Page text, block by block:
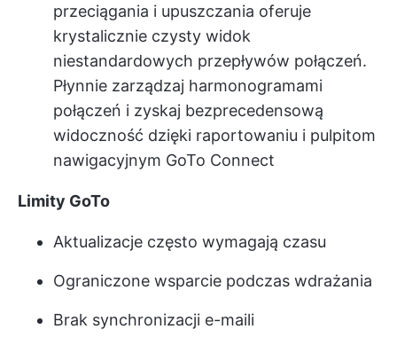
przeciągania i upuszczania oferuje
krystalicznie czysty widok
niestandardowych przepływów połączeń.
Płynnie zarządzaj harmonogramami
połączeń i zyskaj bezprecedensową
widoczność dzięki raportowaniu i pulpitom
nawigacyjnym GoTo Connect
Limity GoTo
Aktualizacje często wymagają czasu
Ograniczone wsparcie podczas wdrażania
Brak synchronizacji e-maili